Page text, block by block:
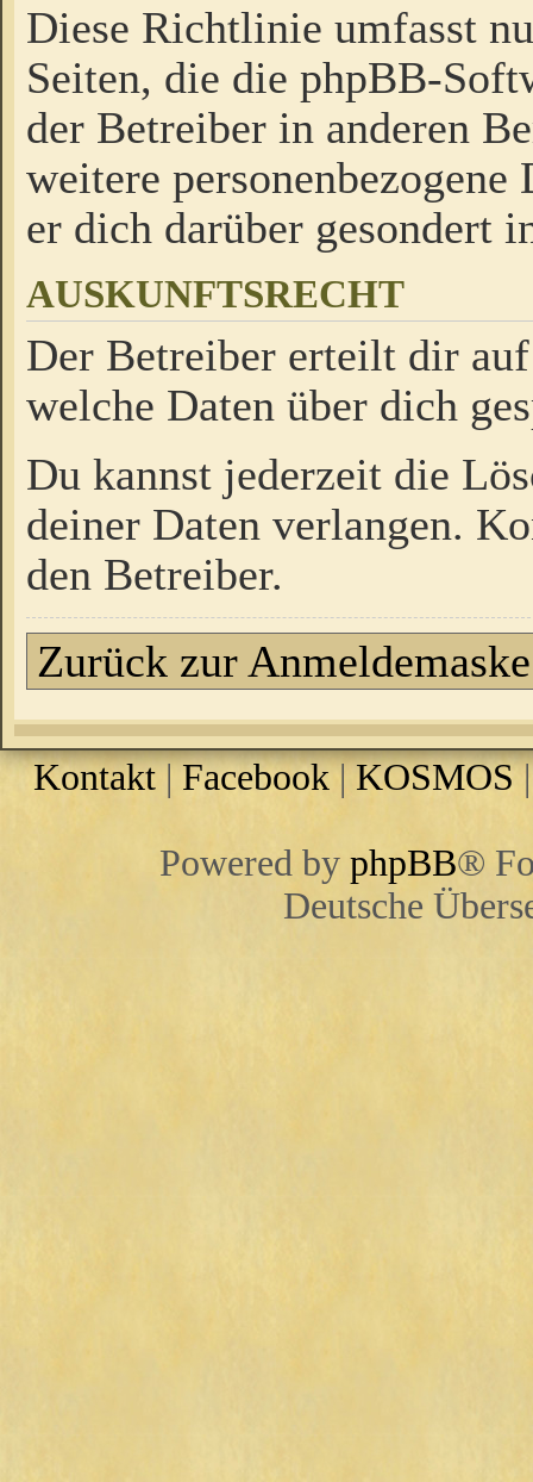
Diese Richtlinie umfasst
Seiten, die die phpBB-
der Betreiber in anderen
weitere
er dich darüber gesondert
AUSKUNFTSRECHT
Der Betreiber erteilt dir
welche Daten über dich
Du kannst jederzeit die
deiner Daten verlangen.
den Betreiber.
Zurück zur Anmeldemaske
Kontakt | Facebook| KOSMOS
Powered by phpBB®
Deutsche